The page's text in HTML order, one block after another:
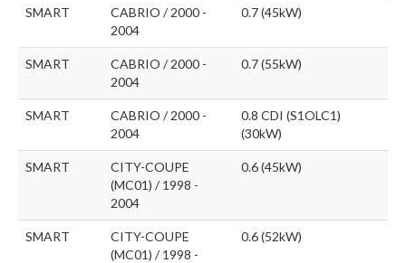
SMART
CABRIO / 2000 -
2004
0.7 (45kW)
SMART
CABRIO / 2000 -
2004
0.7 (55kW)
SMART
CABRIO / 2000 -
2004
0.8 CDI (S1OLC1)
(30kW)
SMART
CITY-COUPE
(MC01) / 1998 -
2004
0.6 (45kW)
SMART
CITY-COUPE
(MC01) / 1998 -
0.6 (52kW)